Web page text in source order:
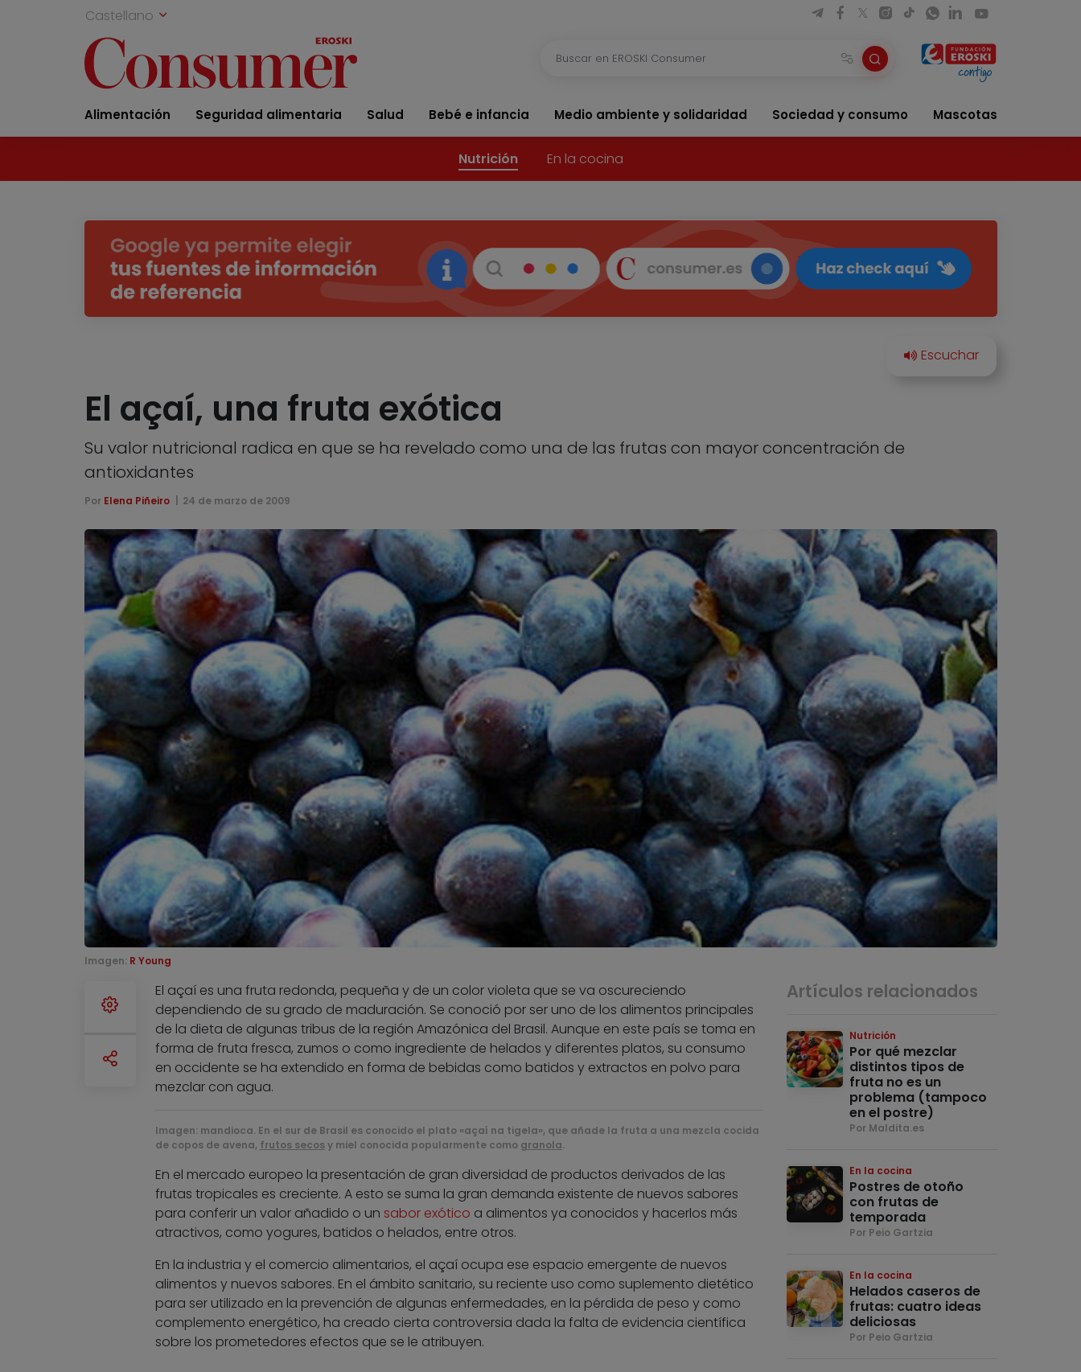
Castellano
Alimentación Seguridad alimentaria Salud Bebé e infancia Medio ambiente y solidaridad Sociedad y consumo Mascotas
Nutrición En la cocina
El açaí, una fruta exótica
Su valor nutricional radica en que se ha revelado como una de las frutas con mayor concentración de
antioxidantes
Por Elena Piñeiro 24 de marzo de 2009
Imagen: R Young
El açaí es una fruta redonda, pequeña y de un color violeta que se va oscureciendo
dependiendo de su grado de maduración. Se conoció por ser uno de los alimentos principales
de la dieta de algunas tribus de la región Amazónica del Brasil. Aunque en este país se toma en
forma de fruta fresca, zumos o como ingrediente de helados y diferentes platos, su consumo
en occidente se ha extendido en forma de bebidas como batidos y extractos en polvo para
mezclar con agua.
Imagen: mandioca. En el sur de Brasil es conocido el plato «açaí na tigela», que añade la fruta a una mezcla cocida
de copos de avena, frutos secosy miel conocida popularmente como granola.
En el mercado europeo la presentación de gran diversidad de productos derivados de las
frutas tropicales es creciente. A esto se suma la gran demanda existente de nuevos sabores
para conferir un valor añadido o un sabor exótico a alimentos ya conocidos y hacerlos más
atractivos, como yogures, batidos o helados, entre otros.
En la industria y el comercio alimentarios, el açaí ocupa ese espacio emergente de nuevos
alimentos y nuevos sabores. En el ámbito sanitario, su reciente uso como suplemento dietético
para ser utilizado en la prevención de algunas enfermedades, en la pérdida de peso y como
complemento energético, ha creado cierta controversia dada la falta de evidencia científica
sobre los prometedores efectos que se le atribuyen.
Artículos relacionados
Nutrición
Por qué mezclar
distintos tipos de
fruta no es un
problema (tampoco
en el postre)
Por Maldita.es
En la cocina
Postres de otoño
con frutas de
temporada
Por Peio Gartzia
En la cocina
Helados caseros de
frutas: cuatro ideas
deliciosas
Por Peio Gartzia